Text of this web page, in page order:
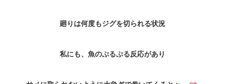
廻りは何度もジグを切られる状況
私にも、魚のぷるぷる反応があり